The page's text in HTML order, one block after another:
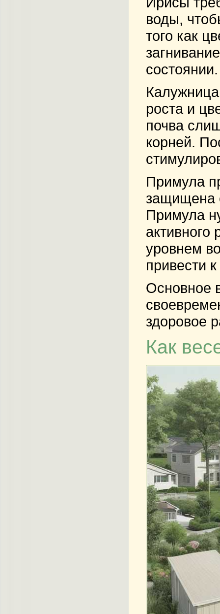
воды,
того как
Калужница
роста и
почва
корней.
Примула
защищена
Примула
уровнем
привести
Основное
здоровое
Как